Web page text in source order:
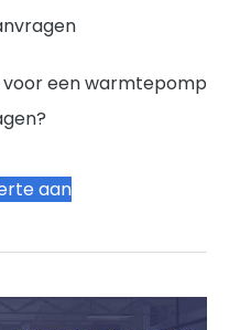
een warmtepomp
aan